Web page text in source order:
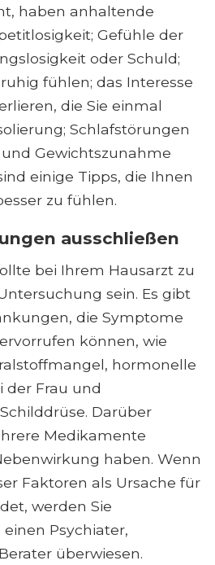
haben anhaltende
Gefühle der
oder Schuld;
fühlen; das Interesse
die Sie einmal
Schlafstörungen
Gewichtszunahme
einige Tipps, die Ihnen
zu fühlen.
ausschließen
bei Ihrem Hausarzt zu
sein. Es gibt
die Symptome
können, wie
hormonelle
der Frau und
Darüber
Medikamente
haben. Wenn
Faktoren als Ursache für
werden Sie
Psychiater,
überwiesen.